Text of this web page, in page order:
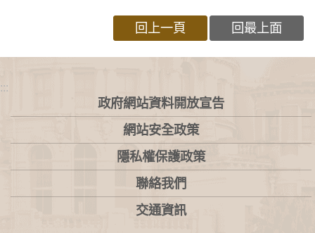
回上一頁 回最上面
:::
政府網站資料開放宣告
網站安全政策
隱私權保護政策
聯絡我們
交通資訊